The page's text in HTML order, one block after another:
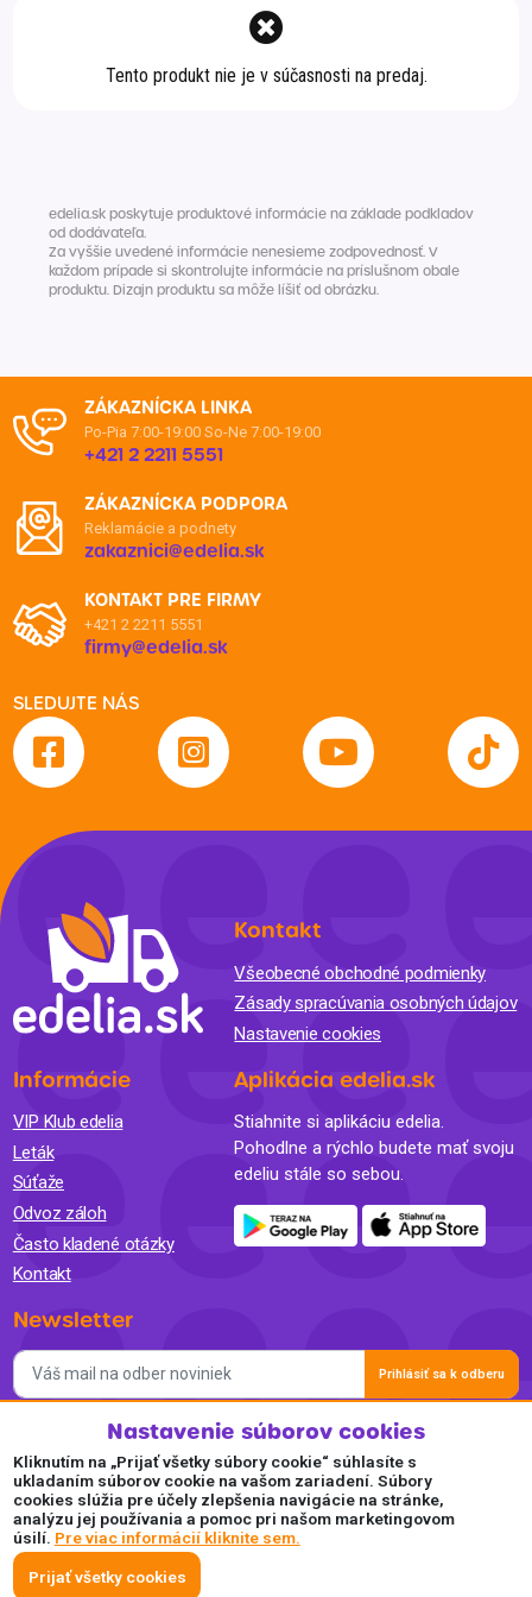
poukazy
výživa
Domáci miláčikovia
Lekáreň
Tento produkt nie je v súčasnosti na predaj.
edelia.sk poskytuje produktové informácie na základe podkladov
od dodávateľa.
Za vyššie uvedené informácie nenesieme zodpovednosť. V
každom prípade si skontrolujte informácie na príslušnom obale
produktu. Dizajn produktu sa môže líšiť od obrázku.
ZÁKAZNÍCKA LINKA
Po-Pia 7:00-19:00 So-Ne 7:00-19:00
+421 2 2211 5551
ZÁKAZNÍCKA PODPORA
Reklamácie a podnety
zakaznici@edelia.sk
KONTAKT PRE FIRMY
+421 2 2211 5551
firmy@edelia.sk
SLEDUJTE NÁS
Kontakt
Všeobecné obchodné podmienky
Zásady spracúvania osobných údajov
Nastavenie cookies
Informácie
VIP Klub edelia
Leták
Súťaže
Odvoz záloh
Často kladené otázky
Kontakt
Aplikácia edelia.sk
Stiahnite si aplikáciu edelia.
Pohodlne a rýchlo budete mať svoju
edeliu stále so sebou.
Newsletter
Prihlásiť sa k odberu
Súhlasím so spracovaním osobných údajov a so zasielaním
newslettra na marketingové účely a oboznámil som sa so
Zásadami ochrany osobných údajov.
Akceptujeme
Plaťte pohodlne a bezpečne online.
Nastavenie súborov cookies
Kliknutím na „Prijať všetky súbory cookie“ súhlasíte s
ukladaním súborov cookie na vašom zariadení. Súbory
cookies slúžia pre účely zlepšenia navigácie na stránke,
analýzu jej používania a pomoc pri našom marketingovom
úsilí. Pre viac informácií kliknite sem.
Prijať všetky cookies